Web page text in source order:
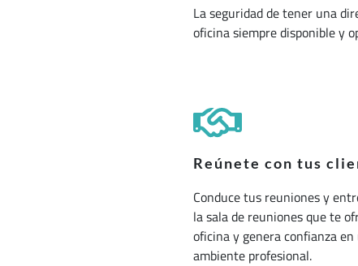
La seguridad de tener una
oficina siempre disponible y
Reúnete con tus
Conduce tus reuniones y
la sala de reuniones que te
oficina y genera confianza en
ambiente profesional.